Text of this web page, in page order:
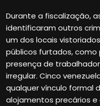
Durante a fiscalização,
identificaram outros
um dos locais
públicos furtados, como
presença de
irregular. Cinco
qualquer vínculo formal
alojamentos precários e